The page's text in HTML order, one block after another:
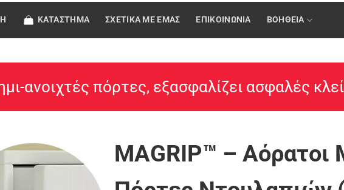
ΚΑΤΑΣΤΗΜΑ ΣΧΕΤΙΚΑ ΜΕ ΕΜΑΣ ΕΠΙΚΟΙΝΩΝΙΑ ΒΟΉΘΕΙΑ
ανοιχτές πόρτες, εξασφαλίζει ασφαλές
MAGRIP™ – Αόρατοι